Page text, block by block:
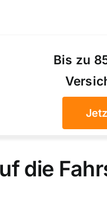
Bis zu
die